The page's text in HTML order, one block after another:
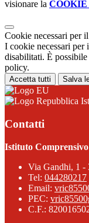
visionare la
Cookie necessari per
I cookie necessari per
disabilitati. È
policy.
Accetta tutti Salva
Contatti
Istituto
Via Gandhi, 1 -
Tel: 044280217
Email:
PEC:
C.F.: